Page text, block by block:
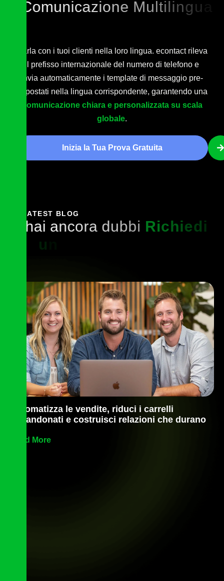
Comunicazione Multilingua
Parla con i tuoi clienti nella loro lingua. econtact rileva
il prefisso internazionale del numero di telefono e
invia automaticamente i template di messaggio pre-
impostati nella lingua corrispondente, garantendo una
comunicazione chiara e personalizzata su scala
globale.
Inizia la Tua Prova Gratuita
LATEST BLOG
hai ancora dubbi Richiedi
n
Automatizza le vendite, riduci i carrelli
abbandonati e costruisci relazioni che durano
Read More